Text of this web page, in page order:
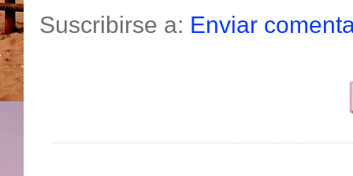
Suscribirse a: Enviar